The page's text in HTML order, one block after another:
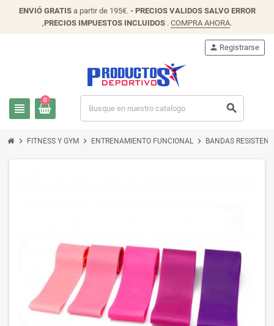
ENVIÓGRATISa partir de 195€. - PRECIOS VALIDOS SALVO ERROR
,PRECIOS IMPUESTOS INCLUIDOS . COMPRA AHORA.
view_headline
person Registrarse
0
search
chevron_right FITNESS Y GYM chevron_right ENTRENAMIENTO FUNCIONAL chevron_right BANDAS